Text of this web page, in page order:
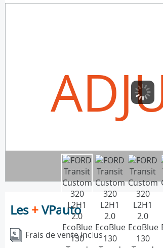
Les+VPauto
Frais de vente inclus